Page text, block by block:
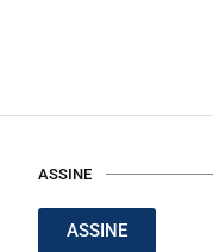
ASSINE
ASSINE